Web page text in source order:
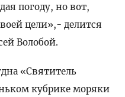
погоду, но вот,
цели»,- делится
Волобой.
«Святитель
кубрике моряки